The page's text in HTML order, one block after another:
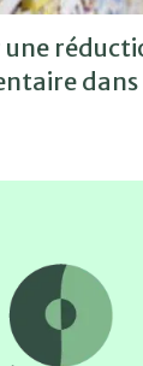
une
dans